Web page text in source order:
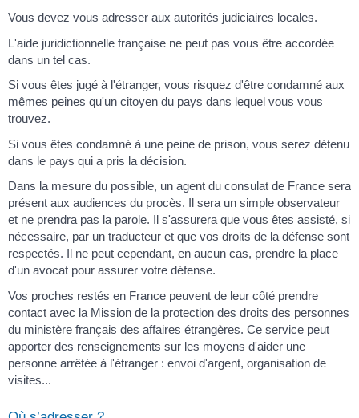
Vous devez vous adresser aux autorités judiciaires locales.
L'aide juridictionnelle française ne peut pas vous être accordée
dans un tel cas.
Si vous êtes jugé à l'étranger, vous risquez d'être condamné aux
mêmes peines qu'un citoyen du pays dans lequel vous vous
trouvez.
Si vous êtes condamné à une peine de prison, vous serez détenu
dans le pays qui a pris la décision.
Dans la mesure du possible, un agent du consulat de France sera
présent aux audiences du procès. Il sera un simple observateur
et ne prendra pas la parole. Il s'assurera que vous êtes assisté, si
nécessaire, par un traducteur et que vos droits de la défense sont
respectés. Il ne peut cependant, en aucun cas, prendre la place
d'un avocat pour assurer votre défense.
Vos proches restés en France peuvent de leur côté prendre
contact avec la Mission de la protection des droits des personnes
du ministère français des affaires étrangères. Ce service peut
apporter des renseignements sur les moyens d'aider une
personne arrêtée à l'étranger : envoi d'argent, organisation de
visites...